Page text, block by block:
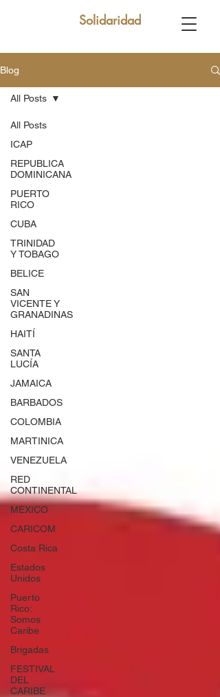
Solidaridad
Blog
All Posts
ICAP
REPUBLICA
DOMINICANA
PUERTO
RICO
CUBA
TRINIDAD
Y TOBAGO
BELICE
SAN
VICENTE Y
GRANADINAS
HAITÍ
SANTA
LUCÍA
JAMAICA
BARBADOS
COLOMBIA
MARTINICA
VENEZUELA
RED
CONTINENTAL
MEXICO
CARICOM
Costa Rica
Estados
Unidos
Puerto
Rico:
Somos
Caribe
Brigadas
FESTIVAL
DEL
CARIBE
All Posts